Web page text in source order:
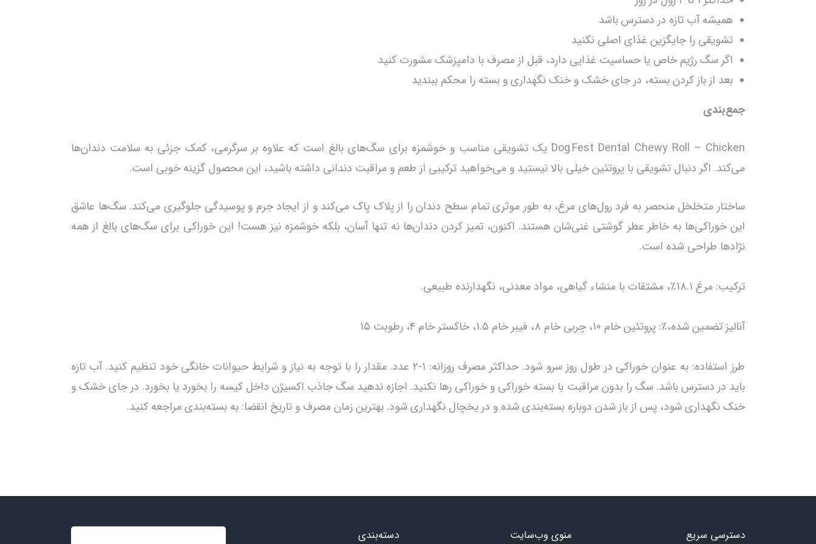
همیشه آب تازه در دسترس باشد
تشویقی را جایگزین غذای اصلی نکنید
اگر سگ رژیم خاص یا حساسیت غذایی دارد، قبل از مصرف با دامپزشک مشورت کنید
بعد از باز کردن بسته، در جای خشک و خنک نگهداری و بسته را محکم ببندید
جمع‌بندی
Dog Fest Dental Chewy Roll – Chicken یک تشویقی مناسب و خوشمزه برای سگ‌های بالغ است که علاوه بر سرگرمی، کمک جزئی به سلامت دندان‌ها
می‌کند. اگر دنبال تشویقی با پروتئین خیلی بالا نیستید و می‌خواهید ترکیبی از طعم و مراقبت دندانی داشته باشید، این محصول گزینه خوبی است.
ساختار متخلخل منحصر به فرد رول‌های مرغ، به طور موثری تمام سطح دندان را از پلاک پاک می‌کند و از ایجاد جرم و پوسیدگی جلوگیری می‌کند. سگ‌ها عاشق
این خوراکی‌ها به خاطر عطر گوشتی غنی‌شان هستند. اکنون، تمیز کردن دندان‌ها نه تنها آسان، بلکه خوشمزه نیز هست! این خوراکی برای سگ‌های بالغ از همه
نژادها طراحی شده است.
ترکیب: مرغ ۱۸.۱٪، مشتقات با منشاء گیاهی، مواد معدنی، نگهدارنده طبیعی.
آنالیز تضمین شده،٪: پروتئین خام ۱۰، چربی خام ۸، فیبر خام ۱.۵، خاکستر خام ۴، رطوبت ۱۵
طرز استفاده: به عنوان خوراکی در طول روز سرو شود. حداکثر مصرف روزانه: ۱-۲ عدد. مقدار را با توجه به نیاز و شرایط حیوانات خانگی خود تنظیم کنید. آب تازه
باید در دسترس باشد. سگ را بدون مراقبت با بسته خوراکی و خوراکی رها نکنید. اجازه ندهید سگ جاذب اکسیژن داخل کیسه را بخورد یا بخورد. در جای خشک و
خنک نگهداری شود، پس از باز شدن دوباره بسته‌بندی شده و در یخچال نگهداری شود. بهترین زمان مصرف و تاریخ انقضا: به بسته‌بندی مراجعه کنید.
دسترسی سریع منوی وب‌سایت دسته‌بندی